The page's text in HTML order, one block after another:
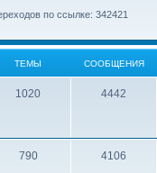
е
н
и
по ссылке: 342421
ТЕМЫ СООБЩЕНИЯ
1020Т
м
4442
о
790Т
4106